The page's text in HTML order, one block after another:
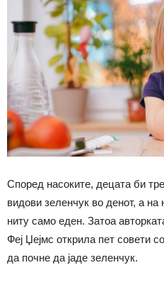
Според насоките, децата би
видови зеленчук во денот, а
ниту само еден. Затоа
Феј Џејмс открила пет совети
да почне да јаде зеленчук.